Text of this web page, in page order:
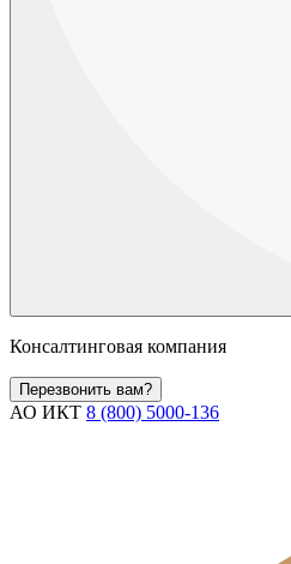
Консалтинговая компания
Перезвонить вам?
АО ИКТ 8 (800) 5000-136